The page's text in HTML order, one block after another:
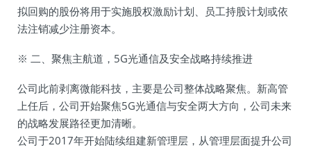
拟回购的股份将用于实施股权激励计划、员工持股计划或依
法注销减少注册资本。
※ 二、聚焦主航道，5G光通信及安全战略持续推进
公司此前剥离微能科技，主要是公司整体战略聚焦。新高管
上任后，公司开始聚焦5G光通信与安全两大方向，公司未来
的战略发展路径更加清晰。
公司于2017年开始陆续组建新管理层，从管理层面提升公司